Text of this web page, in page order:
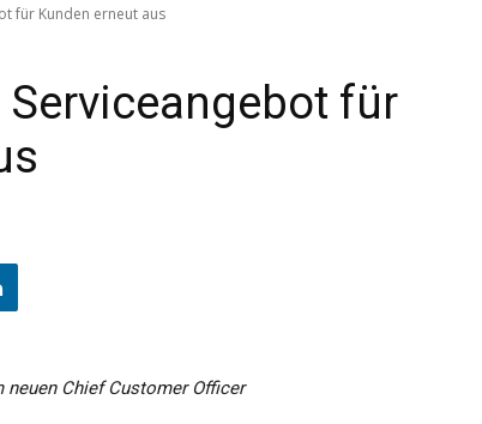
für Kunden erneut aus
für
Chief Customer Officer